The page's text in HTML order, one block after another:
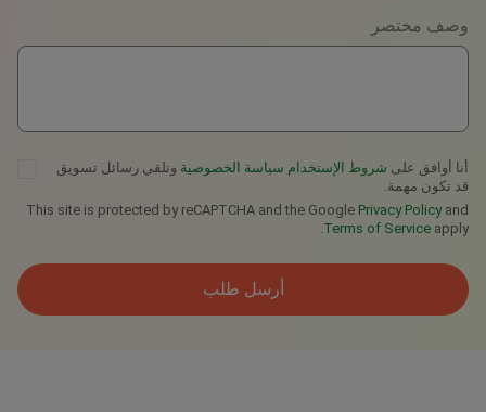
Telegram
وصف مختصر
أنا أوافق على شروط الإستخدام سياسة الخصوصية وتلقي رسائل تسويق
قد تكون مهمة.
This site is protected by reCAPTCHA and the Google Privacy Policyand
Terms of Service apply.
أرسل طلب